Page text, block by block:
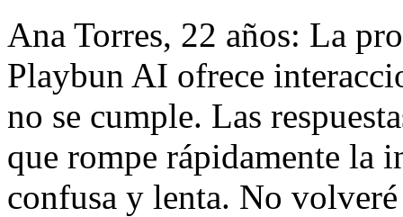
Ana Torres, 22 años: La
Playbun AI ofrece
no se cumple. Las
que rompe rápidamente la
confusa y lenta. No